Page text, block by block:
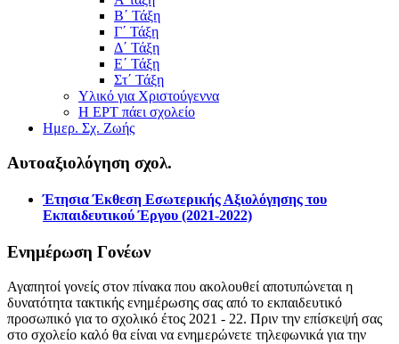
Β΄ Τάξη
Γ΄ Τάξη
Δ΄ Τάξη
Ε΄ Τάξη
Στ΄ Τάξη
Υλικό για Χριστούγεννα
Η ΕΡΤ πάει σχολείο
Ημερ. Σχ. Ζωής
Αυτοαξιολόγηση σχολ.
Έτησια Έκθεση Εσωτερικής Αξιολόγησης του
Εκπαιδευτικού Έργου (2021-2022)
Ενημέρωση Γονέων
Αγαπητοί γονείς στον πίνακα που ακολουθεί αποτυπώνεται η
δυνατότητα τακτικής ενημέρωσης σας από το εκπαιδευτικό
προσωπικό για το σχολικό έτος 2021 - 22. Πριν την επίσκεψή σας
στο σχολείο καλό θα είναι να ενημερώνετε τηλεφωνικά για την